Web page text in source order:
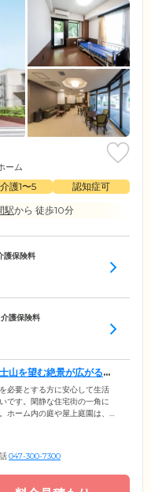
ーム
護1〜5
認知症可
駅から 徒歩10分
護保険料
護保険料
山を望む絶景が広がるホ
必要とする方に安心して生活
です。閑静な住宅街の一角に
ホーム内の庭や屋上庭園は、
的な空間です。シックな色で
ありますので、プライベート
さい。浴室は個浴と機械浴を
047-300-7300